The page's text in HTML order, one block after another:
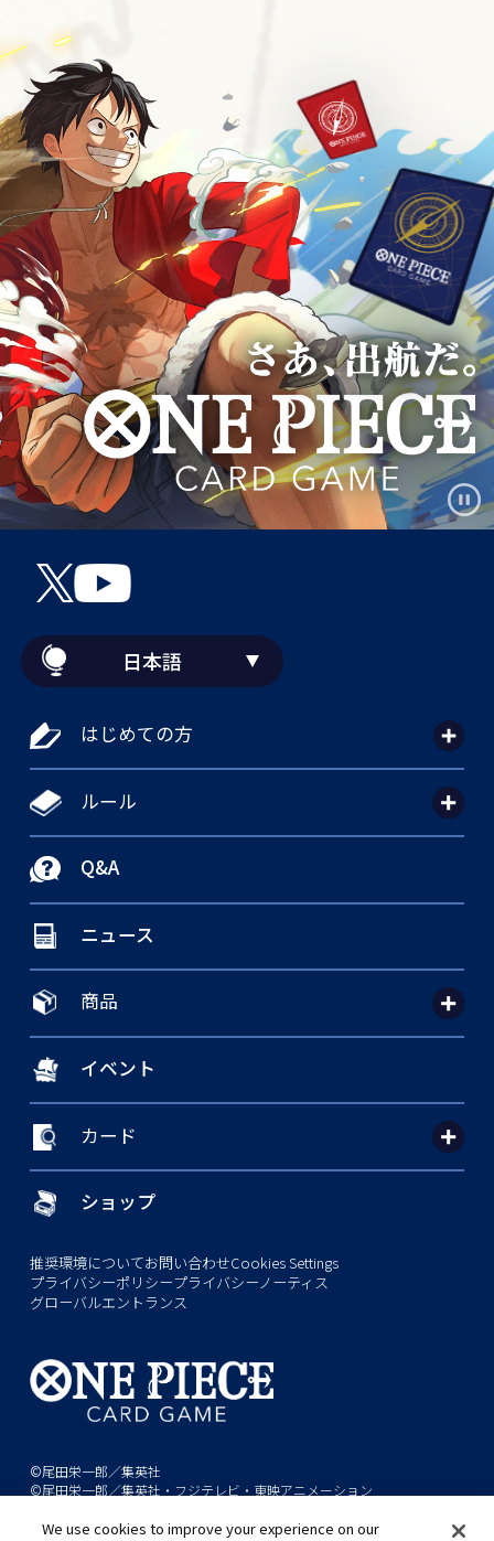
日本語
はじめての方
ルール
Q&A
ニュース
商品
イベント
カード
ショップ
推奨環境についてお問い合わせCookies Settings
プライバシーポリシープライバシーノーティス
グローバルエントランス
©尾田栄一郎／集英社
©尾田栄一郎／集英社・フジテレビ・東映アニメーション
We use cookies to improve your experience on our